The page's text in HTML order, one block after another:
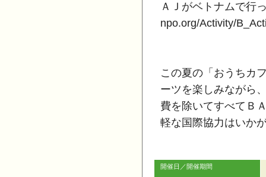
ＡＪがベトナムで行
npo.org/Activity/
この夏の「おうちカ
ーツを楽しみながら
費を除いてすべてＢ
軽な国際協力はい
開催日／開催期間